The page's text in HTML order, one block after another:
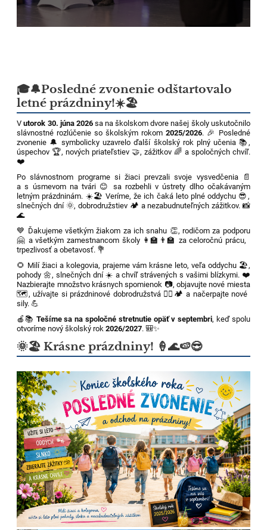
🎓🔔Posledné zvonenie odštartovalo
letné prázdniny!☀️🏖️
Vutorok 30. júna 2026sa na školskom dvore našej školy uskutočnilo
slávnostné rozlúčenie so školským rokom 2025/2026. 🎉 Posledné
zvonenie 🔔 symbolicky uzavrelo ďalší školský rok plný učenia 📚,
úspechov 🏆, nových priateľstiev 🤝, zážitkov 🌈 a spoločných chvíľ.
❤️
Po slávnostnom programe si žiaci prevzali svoje vysvedčenia 📄
a s úsmevom na tvári 😊 sa rozbehli v ústrety dlho očakávaným
letným prázdninám. ☀️🏖️ Veríme, že ich čaká leto plné oddychu 😎,
slnečných dní 🌞, dobrodružstiev 🏕️ a nezabudnuteľných zážitkov. 📸
🌊
💙 Ďakujeme všetkým žiakom za ich snahu 👏, rodičom za podporu
🤗 a všetkým zamestnancom školy 👩‍🏫👨‍🏫 za celoročnú prácu,
trpezlivosť a obetavosť. 💐
🌻 Milí žiaci a kolegovia, prajeme vám krásne leto, veľa oddychu 🏖️,
pohody 🌼, slnečných dní ☀️ a chvíľ strávených s vašimi blízkymi. ❤️
Nazbierajte množstvo krásnych spomienok 📷, objavujte nové miesta
🗺️, užívajte si prázdninové dobrodružstvá 🚴‍♀️🏕️ a načerpajte nové
sily. 💪
🍎📚 Tešíme sa na spoločné stretnutie opäť v septembri, keď spolu
otvoríme nový školský rok2026/2027. 🎒✨
🌞🏖️ Krásne prázdniny! 🍦🌊🍉😎